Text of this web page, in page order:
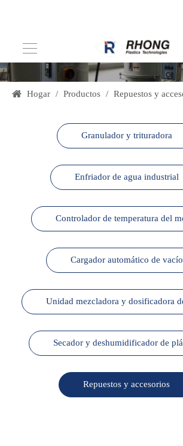
Hogar / Productos / Repuestos y
Granulador y trituradora
Enfriador de agua industrial
Controlador de temperatura del
Cargador automático de vacío
Unidad mezcladora y dosificadora
Secador y deshumidificador de
Repuestos y accesorios